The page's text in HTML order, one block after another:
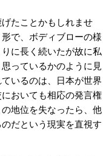
たことかもしれませ
で、ボディブローの様
に長く続いたが故に私
っているかのように見
いるのは、日本が世界
おいても相応の発言権
地位を失なったら、他
だという現実を直視す